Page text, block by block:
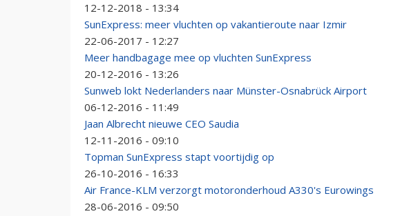
12-12-2018 - 13:34
SunExpress: meer vluchten op vakantieroute naar Izmir
22-06-2017 - 12:27
Meer handbagage mee op vluchten SunExpress
20-12-2016 - 13:26
Sunweb lokt Nederlanders naar Münster-Osnabrück Airport
06-12-2016 - 11:49
Jaan Albrecht nieuwe CEO Saudia
12-11-2016 - 09:10
Topman SunExpress stapt voortijdig op
26-10-2016 - 16:33
Air France-KLM verzorgt motoronderhoud A330's Eurowings
28-06-2016 - 09:50